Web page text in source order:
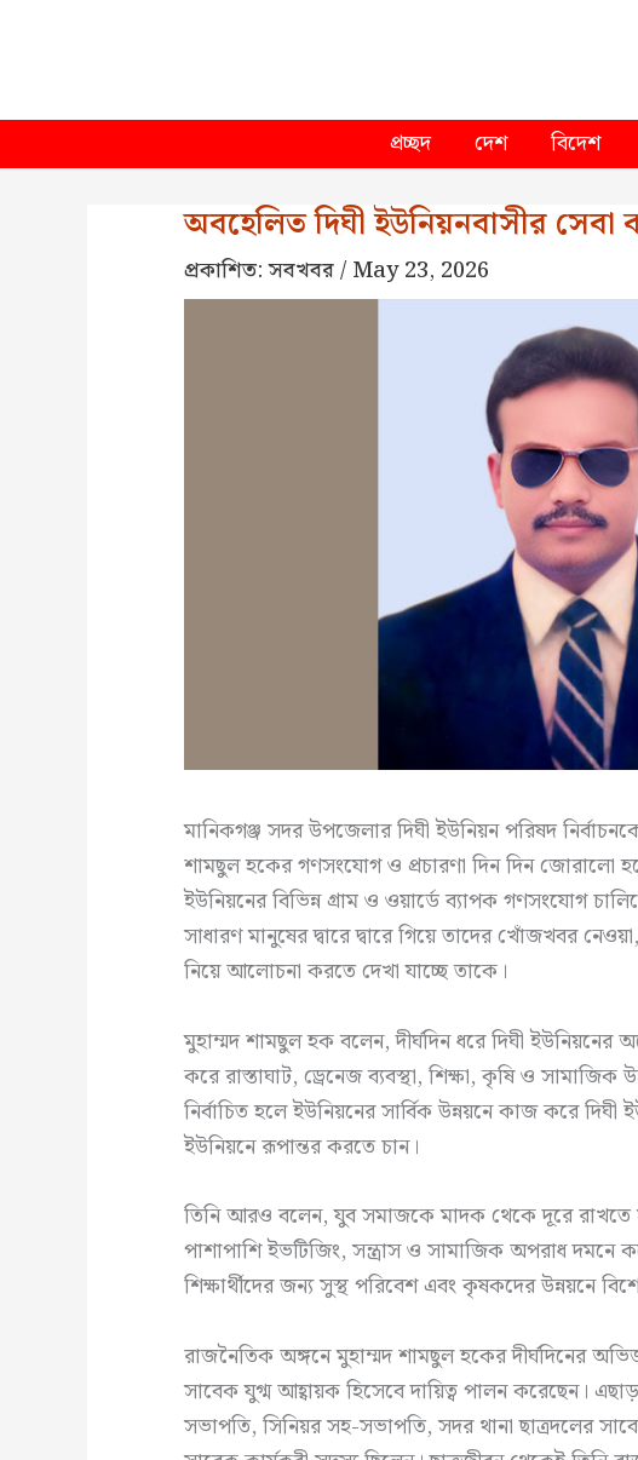
প্রচ্ছদ দেশ বিদেশ
অবহেলিত দিঘী ইউনিয়নবাসীর
প্রকাশিত: সবখবর/ May 23, 2026
মানিকগঞ্জ সদর উপজেলার দিঘী ইউনিয়ন পরিষদ
শামছুল হকের গণসংযোগ ও প্রচারণা দিন দিন জোরালো
ইউনিয়নের বিভিন্ন গ্রাম ও ওয়ার্ডে ব্যাপক গণসংযোগ
সাধারণ মানুষের দ্বারে দ্বারে গিয়ে তাদের খোঁজখবর
নিয়ে আলোচনা করতে দেখা যাচ্ছে তাকে।
মুহাম্মদ শামছুল হক বলেন, দীর্ঘদিন ধরে দিঘী
করে রাস্তাঘাট, ড্রেনেজ ব্যবস্থা, শিক্ষা, কৃষি ও
নির্বাচিত হলে ইউনিয়নের সার্বিক উন্নয়নে কাজ করে
ইউনিয়নে রূপান্তর করতে চান।
তিনি আরও বলেন, যুব সমাজকে মাদক থেকে দূরে রাখতে
পাশাপাশি ইভটিজিং, সন্ত্রাস ও সামাজিক অপরাধ দমনে
শিক্ষার্থীদের জন্য সুস্থ পরিবেশ এবং কৃষকদের উন্নয়নে
রাজনৈতিক অঙ্গনে মুহাম্মদ শামছুল হকের দীর্ঘদিনের
সাবেক যুগ্ম আহ্বায়ক হিসেবে দায়িত্ব পালন করেছেন।
সভাপতি, সিনিয়র সহ-সভাপতি, সদর থানা ছাত্রদলের